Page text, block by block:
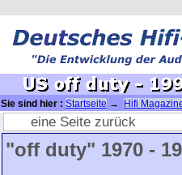
Sie sind hier : Startseite →
Hifi
Special)eine Seite zurück
"off duty" 1970 -